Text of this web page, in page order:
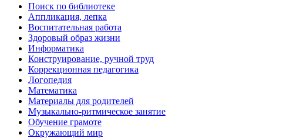
Поиск по библиотеке
Аппликация, лепка
Воспитательная работа
Здоровый образ жизни
Информатика
Конструирование, ручной труд
Коррекционная педагогика
Логопедия
Математика
Материалы для родителей
Музыкально-ритмическое занятие
Обучение грамоте
Окружающий мир